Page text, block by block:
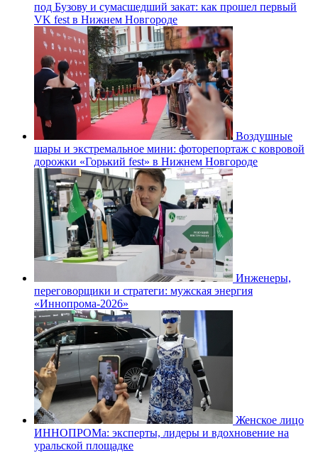
под Бузову и сумасшедший закат: как прошел первый
VK fest в Нижнем Новгороде
Воздушные
шары и экстремальное мини: фоторепортаж с ковровой
дорожки «Горький fest» в Нижнем Новгороде
Инженеры,
переговорщики и стратеги: мужская энергия
«Иннопрома-2026»
Женское лицо
ИННОПРОМа: эксперты, лидеры и вдохновение на
уральской площадке